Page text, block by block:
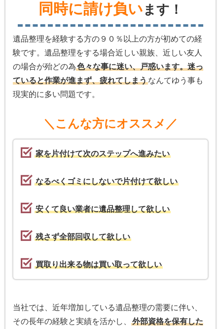
同時に請け負い ます！
遺品整理を経験する方の９０％以上の方が初めての経
験です。遺品整理をする場合近しい親族、近しい友人
の場合が殆どの為色々な事に迷い、戸惑います。迷っ
ていると作業が進まず、疲れてしまうなんてゆう事も
現実的に多い問題です。
＼こんな方にオススメ／
家を片付けて次のステップへ進みたい
なるべくゴミにしないで片付けて欲しい
安くて良い業者に遺品整理して欲しい
残さず全部回収して欲しい
買取り出来る物は買い取って欲しい
当社では、近年増加している遺品整理の需要に伴い、
その長年の経験と実績を活かし、
外部資格を保有した